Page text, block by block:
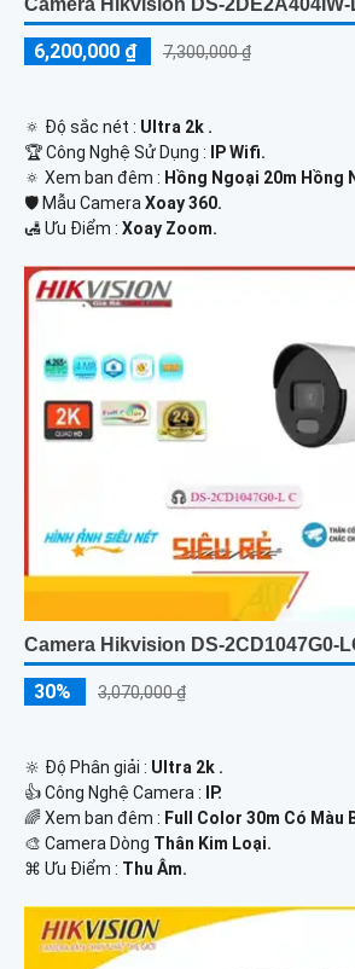
Camera Hikvision DS-2DE2A404IW-
6,200,000 ₫ 7,300,000 ₫
🔅 Độ sắc nét : Ultra 2k .
🏆 Công Nghệ Sử Dụng :
IP Wifi.
🔅 Xem ban đêm : Hồng Ngoại 20m Hồng
🛡 Mẫu Camera Xoay 360.
️🛃 Ưu Điểm : Xoay Zoom.
Camera Hikvision DS-2CD1047G0-
30% 3,070,000 ₫
🔆 Độ Phân giải : Ultra 2k .
👍 Công Nghệ Camera :
IP.
🌈 Xem ban đêm : Full Color 30m Có Màu
🎨 Camera Dòng Thân Kim Loại.
️⌘ Ưu Điểm : Thu Âm.